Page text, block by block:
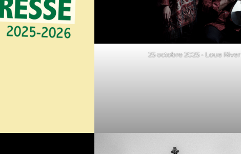
25 octobre 2025 - Loue River